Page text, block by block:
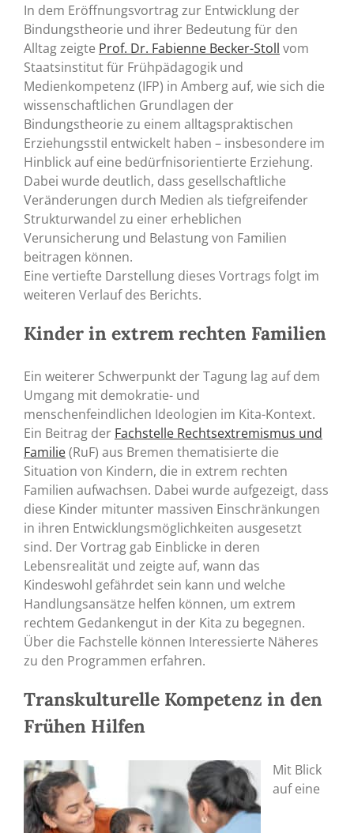
In dem Eröffnungsvortrag zur Entwicklung der
Bindungstheorie und ihrer Bedeutung für den
Alltag zeigte Prof. Dr. Fabienne Becker-Stoll vom
Staatsinstitut für Frühpädagogik und
Medienkompetenz (IFP) in Amberg auf, wie sich die
wissenschaftlichen Grundlagen der
Bindungstheorie zu einem alltagspraktischen
Erziehungsstil entwickelt haben – insbesondere im
Hinblick auf eine bedürfnisorientierte Erziehung.
Dabei wurde deutlich, dass gesellschaftliche
Veränderungen durch Medien als tiefgreifender
Strukturwandel zu einer erheblichen
Verunsicherung und Belastung von Familien
beitragen können.
Eine vertiefte Darstellung dieses Vortrags folgt im
weiteren Verlauf des Berichts.
Kinder in extrem rechten Familien
Ein weiterer Schwerpunkt der Tagung lag auf dem
Umgang mit demokratie- und
menschenfeindlichen Ideologien im Kita-Kontext.
Ein Beitrag der Fachstelle Rechtsextremismus und
Familie(RuF) aus Bremen thematisierte die
Situation von Kindern, die in extrem rechten
Familien aufwachsen. Dabei wurde aufgezeigt, dass
diese Kinder mitunter massiven Einschränkungen
in ihren Entwicklungsmöglichkeiten ausgesetzt
sind. Der Vortrag gab Einblicke in deren
Lebensrealität und zeigte auf, wann das
Kindeswohl gefährdet sein kann und welche
Handlungsansätze helfen können, um extrem
rechtem Gedankengut in der Kita zu begegnen.
Über die Fachstelle können Interessierte Näheres
zu den Programmen erfahren.
Transkulturelle Kompetenz in den
Frühen Hilfen
Mit Blick
auf eine